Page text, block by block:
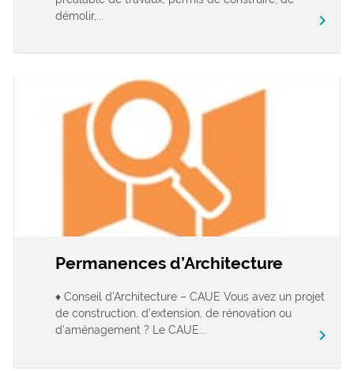
démolir,...
chevron_right
Permanences d’Architecture
♦ Conseil d’Architecture – CAUE Vous avez un projet
de construction, d’extension, de rénovation ou
d’aménagement ? Le CAUE...
chevron_right